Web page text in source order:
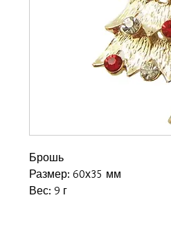
Брошь
Размер: 60х35 мм
Вес: 9 г